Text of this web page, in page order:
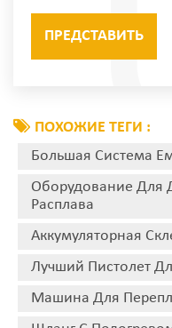
ПОХОЖИЕ ТЕГИ :
Большая Система
Оборудование Для
Расплава
Аккумуляторная
Лучший Пистолет
Машина Для